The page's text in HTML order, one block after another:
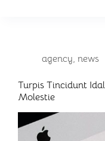
agency, news
Turpis Tincidunt
Molestie